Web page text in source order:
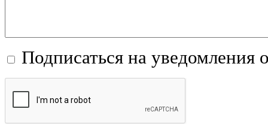
Подписаться на уведомления